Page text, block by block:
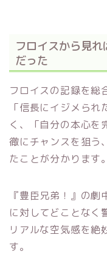
フロイスから見れ
だった
フロイスの記録を総
「信長にイジメら
く、「自分の本心を
徹にチャンスを狙う
たことが分かります。
『豊臣兄弟！』の
に対してどことなく
リアルな空気感を絶
す。